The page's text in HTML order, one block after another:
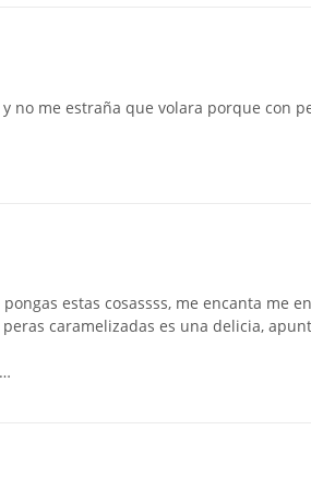
no me estraña que volara porque con
estas cosassss, me encanta me
caramelizadas es una delicia,